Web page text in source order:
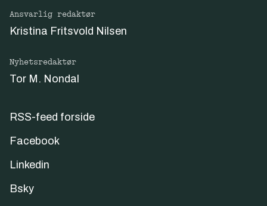
Ansvarlig redaktør
Kristina Fritsvold Nilsen
Nyhetsredaktør
Tor M. Nondal
RSS-feed forside
Facebook
Linkedin
Bsky